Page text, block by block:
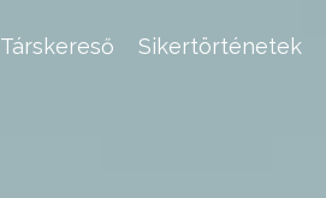
Társkereső Sikertörténetek